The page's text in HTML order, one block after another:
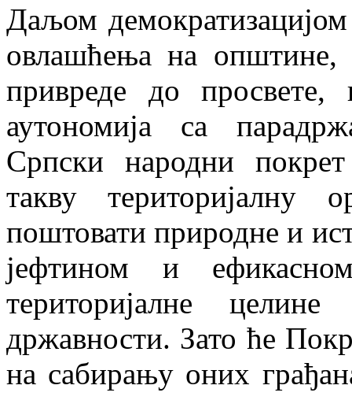
Даљом
овлашћења на
привреде до просвете,
аутономија са
Српски народни
такву територијалну
поштовати природне и
јефтином и
територијалне
државности. Зато ће
на сабирању оних